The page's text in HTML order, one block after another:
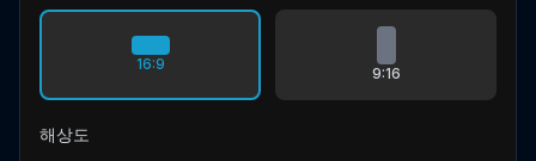
16:9
9:16
해상도